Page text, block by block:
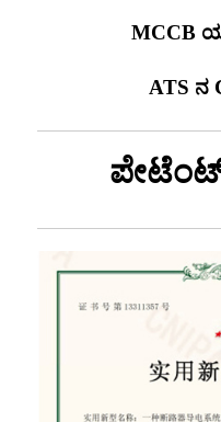
MCCB
ATS ನ
ಪೇಟೆಂಟ್